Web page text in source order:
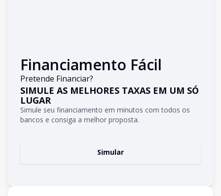
Financiamento Fácil
Pretende Financiar?
SIMULE AS MELHORES TAXAS EM UM SÓ
LUGAR
Simule seu financiamento em minutos com todos os
bancos e consiga a melhor proposta.
Simular